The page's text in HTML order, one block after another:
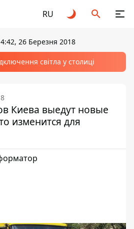
RU
26 Березня 2018
світла у столиці
Киева выедут новые
изменится для